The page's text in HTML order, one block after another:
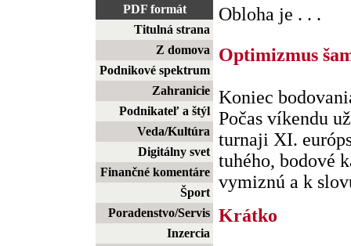
PDF formát
Titulná strana
Z domova
Podnikové spektrum
Zahranicie
Podnikateľ a štýl
Veda/Kultúra
Digitálny svet
Finančné komentáre
Šport
Poradenstvo/Servis
Inzercia
Obloha je . . .
Optimizmus
Koniec
Počas víkendu
turnaji XI.
tuhého, bodové
vymiznú a k
Krátko